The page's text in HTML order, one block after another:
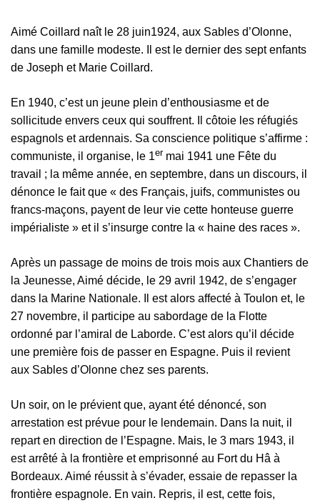
Aimé Coillard naît le 28 juin1924, aux Sables d’Olonne,
dans une famille modeste. Il est le dernier des sept enfants
de Joseph et Marie Coillard.
En 1940, c’est un jeune plein d’enthousiasme et de
sollicitude envers ceux qui souffrent. Il côtoie les réfugiés
espagnols et ardennais. Sa conscience politique s’affirme :
communiste, il organise, le 1er mai 1941 une Fête du
travail ; la même année, en septembre, dans un discours, il
dénonce le fait que « des Français, juifs, communistes ou
francs-maçons, payent de leur vie cette honteuse guerre
impérialiste » et il s’insurge contre la « haine des races ».
Après un passage de moins de trois mois aux Chantiers de
la Jeunesse, Aimé décide, le 29 avril 1942, de s’engager
dans la Marine Nationale. Il est alors affecté à Toulon et, le
27 novembre, il participe au sabordage de la Flotte
ordonné par l’amiral de Laborde. C’est alors qu’il décide
une première fois de passer en Espagne. Puis il revient
aux Sables d’Olonne chez ses parents.
Un soir, on le prévient que, ayant été dénoncé, son
arrestation est prévue pour le lendemain. Dans la nuit, il
repart en direction de l’Espagne. Mais, le 3 mars 1943, il
est arrêté à la frontière et emprisonné au Fort du Hâ à
Bordeaux. Aimé réussit à s’évader, essaie de repasser la
frontière espagnole. En vain. Repris, il est, cette fois,